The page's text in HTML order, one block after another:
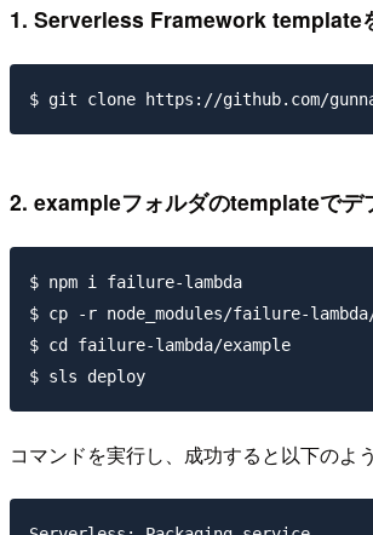
1. Serverless Framework template
2. exampleフォルダのtemplateでデ
$ npm i failure-lambda
$ cp -r node_modules/failure-
$ cd failure-lambda/example
コマンドを実行し、成功すると以下のよ